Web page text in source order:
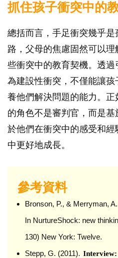
抓住孩子衝突中的
總括而言，手足衝突幾乎
路，父母的焦慮固然可以
些衝突中的教育契機。透
為建設性衝突，不僅能讓
養他們解決問題的能力。
的角色不是審判官，而是
於他們在衝突中的感受和
中更好地成長。
參考資料
Bronson, P., & Merryman,
In NurtureShock: new
130) New York: Twelve.
Stepp, G. (2011). Interview: